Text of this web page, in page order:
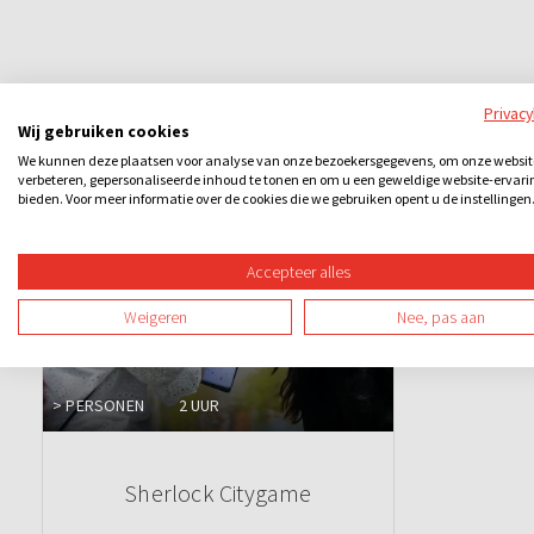
Ook leuk
> PERSONEN 2 UUR
Sherlock Citygame
Wij gebruiken cookies
We kunnen deze plaatsen voor analyse van onze bezoekersgegevens, om onze
verbeteren, gepersonaliseerde inhoud te tonen en om u een geweldige website-
bieden. Voor meer informatie over de cookies die we gebruiken opent u de instellingen.
Accepteer alles
Weigeren Nee, pas aan